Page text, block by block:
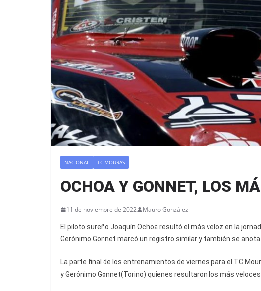
NACIONAL TC MOURAS
OCHOA Y GONNET, LOS
11 de noviembre de 2022 Mauro González
El piloto sureño Joaquín Ochoa resultó el más veloz en la
Gerónimo Gonnet marcó un registro similar y también se
La parte final de los entrenamientos de viernes para el TC
y Gerónimo Gonnet(Torino) quienes resultaron los más